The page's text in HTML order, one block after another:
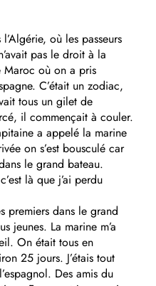
où les passeurs
pas le droit à la
Maroc où on a pris
C’était un zodiac,
tous un gilet de
il commençait à couler.
a appelé la marine
on s’est bousculé car
le grand bateau.
là que j’ai perdu
premiers dans le grand
jeunes. La marine m’a
On était tous en
25 jours. J’étais tout
Des amis du